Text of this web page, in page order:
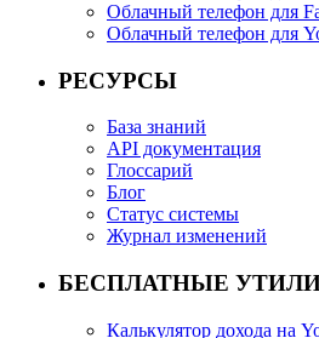
Облачный телефон для
Облачный телефон для
РЕСУРСЫ
База знаний
API документация
Глоссарий
Блог
Статус системы
Журнал изменений
БЕСПЛАТНЫЕ
Калькулятор дохода на